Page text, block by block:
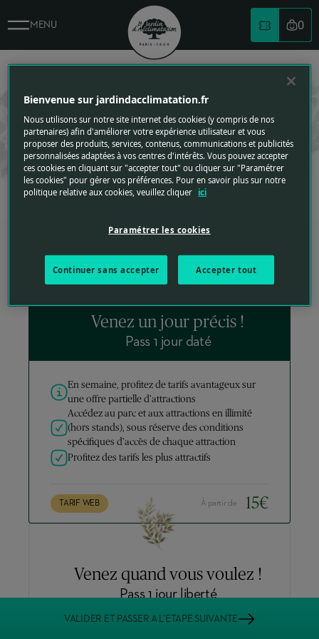
Logo du jardin d'acclimatation
MENU 0
BILLETTERIE
REPLIER VERS LE HAUT
parc en achetant vos billets à l’avance.
Retrouvez le détail des tarifs
1 2
SÉLECTIONNÉ
Venez un jour précis !
Pass 1 jour daté
En semaine, profitez de tarifs avantageux sur
une offre partielle d’attractions
Accédez au parc et aux attractions en illimité
(hors stands), sous réserve des conditions
spécifiques d’accès de chaque attraction
Profitez des tarifs les plus attractifs
TARIF WEB À partir de 15€
Venez quand vous voulez !
Pass 1 jour liberté
VALIDER ET PASSER A L’ETAPE SUIVANTE
Billetterie - Le Jardin d'Acclimatation
Bienvenue sur jardindacclimatation.fr
Nous utilisons sur notre site internet des cookies (y compris de nos
partenaires) afin d'améliorer votre expérience utilisateur et vous
proposer des produits, services, contenus, communications et publicités
personnalisées adaptées à vos centres d'intérêts. Vous pouvez accepter
ces cookies en cliquant sur "accepter tout" ou cliquer sur "Paramétrer
les cookies" pour gérer vos préférences. Pour en savoir plus sur notre
politique relative aux cookies, veuillez cliquer ici
Paramétrer les cookies
Continuer sans accepter Accepter tout